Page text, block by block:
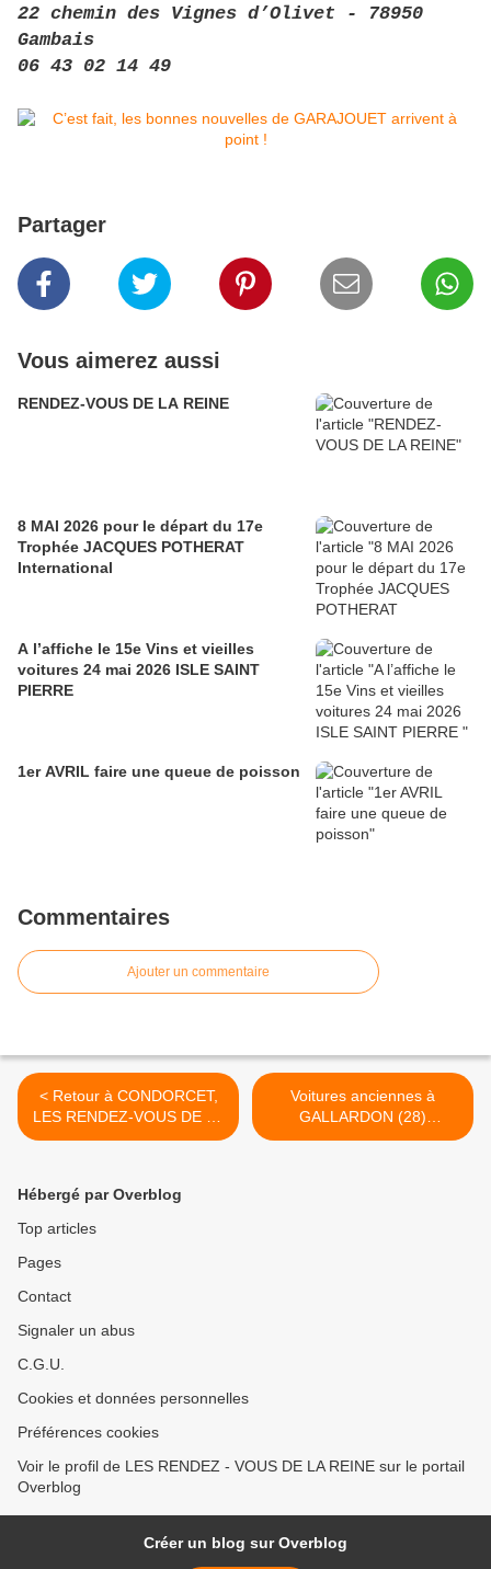
22 chemin des Vignes d’Olivet - 78950
Gambais
06 43 02 14 49
Partager
Vous aimerez aussi
RENDEZ-VOUS DE LA REINE
8 MAI 2026 pour le départ du 17e
Trophée JACQUES POTHERAT
International
A l’affiche le 15e Vins et vieilles
voitures 24 mai 2026 ISLE SAINT
PIERRE
1er AVRIL faire une queue de poisson
Commentaires
Ajouter un commentaire
< Retour à CONDORCET,
LES RENDEZ-VOUS DE LA
REINE dans la Drôme
Voitures anciennes à
GALLARDON (28)
dimanche 17 SEPTEMBRE
Hébergé par Overblog
Top articles
Pages
Contact
Signaler un abus
C.G.U.
Cookies et données personnelles
Préférences cookies
Voir le profil de LES RENDEZ - VOUS DE LA REINE sur le portail
Overblog
Créer un blog sur Overblog